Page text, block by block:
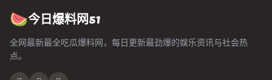
🍉今日爆料网51
全网最新最全吃瓜爆料网，每日更新最劲爆的娱乐资讯与社会热
点。